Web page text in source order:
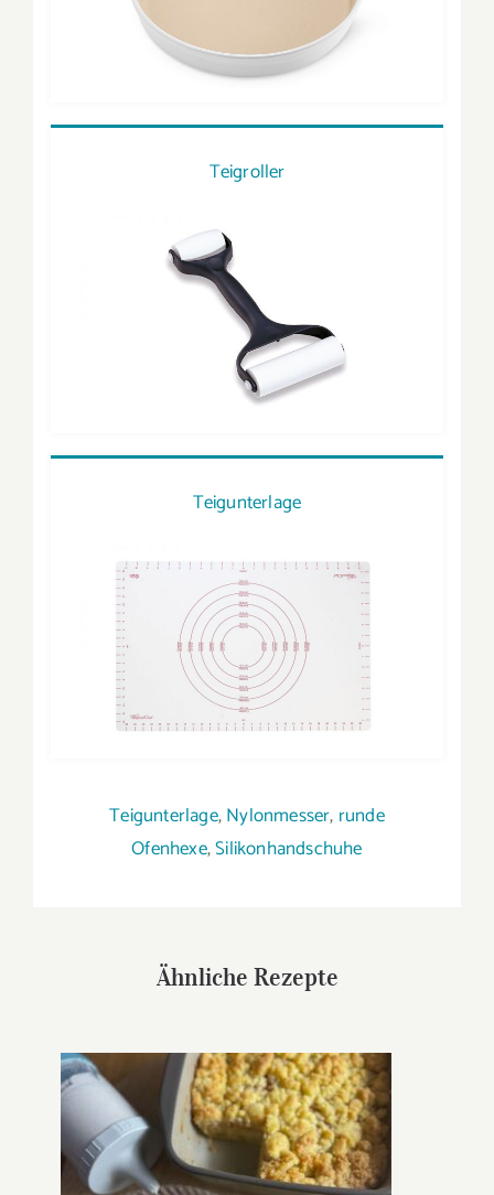
Teigroller
Teigunterlage
Teigunterlage,Nylonmesser, runde
Ofenhexe,Silikonhandschuhe
Ähnliche Rezepte
Multi-Zerkleinerer